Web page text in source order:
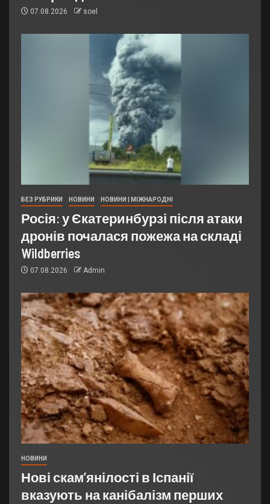
07.08.2026 soel
БЕЗ РУБРИКИ НОВИНИ НОВИНИ | МІЖНАРОДНІ
Росія: у Єкатеринбурзі після атаки
дронів почалася пожежа на складі
Wildberries
07.08.2026 Admin
НОВИНИ
Нові скам’янілості в Іспанії
вказують на канібалізм перших